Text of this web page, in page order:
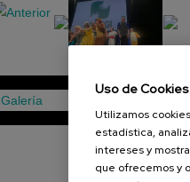
Galería
Uso de Cookies
Utilizamos
estadística,
intereses y
que ofrecemos y